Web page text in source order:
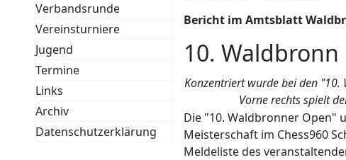
Verbandsrunde
Vereinsturniere
Jugend
Termine
Links
Archiv
Datenschutzerklärung
Bericht im Amtsblatt
10.
Konzentriert wurde bei den
Vorne rechts spielt
Die "10. Waldbronner Open"
Meisterschaft im Chess960
Meldeliste des